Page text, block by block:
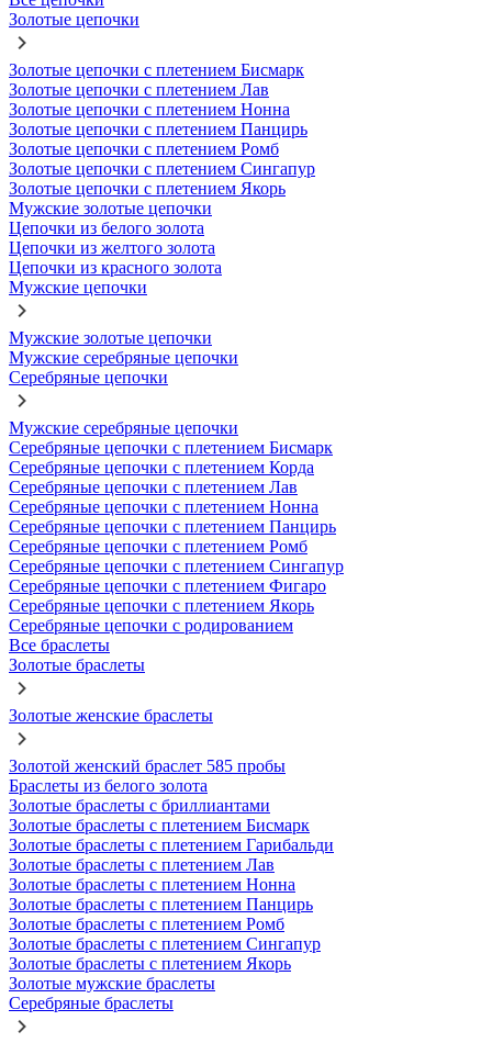
Золотые цепочки
Золотые цепочки с плетением Бисмарк
Золотые цепочки с плетением Лав
Золотые цепочки с плетением Нонна
Золотые цепочки с плетением Панцирь
Золотые цепочки с плетением Ромб
Золотые цепочки с плетением Сингапур
Золотые цепочки с плетением Якорь
Мужские золотые цепочки
Цепочки из белого золота
Цепочки из желтого золота
Цепочки из красного золота
Мужские цепочки
Мужские золотые цепочки
Мужские серебряные цепочки
Серебряные цепочки
Мужские серебряные цепочки
Серебряные цепочки с плетением Бисмарк
Серебряные цепочки с плетением Корда
Серебряные цепочки с плетением Лав
Серебряные цепочки с плетением Нонна
Серебряные цепочки с плетением Панцирь
Серебряные цепочки с плетением Ромб
Серебряные цепочки с плетением Сингапур
Серебряные цепочки с плетением Фигаро
Серебряные цепочки с плетением Якорь
Серебряные цепочки с родированием
Все браслеты
Золотые браслеты
Золотые женские браслеты
Золотой женский браслет 585 пробы
Браслеты из белого золота
Золотые браслеты с бриллиантами
Золотые браслеты с плетением Бисмарк
Золотые браслеты с плетением Гарибальди
Золотые браслеты с плетением Лав
Золотые браслеты с плетением Нонна
Золотые браслеты с плетением Панцирь
Золотые браслеты с плетением Ромб
Золотые браслеты с плетением Сингапур
Золотые браслеты с плетением Якорь
Золотые мужские браслеты
Серебряные браслеты